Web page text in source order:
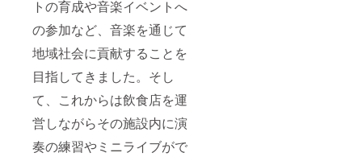
トの育成や音楽イベントへ
の参加など、音楽を通じて
地域社会に貢献することを
目指してきました。そし
て、これからは飲食店を運
営しながらその施設内に演
奏の練習やミニライブがで